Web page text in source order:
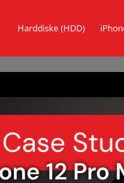
Harddiske (HDD)
12 Pro